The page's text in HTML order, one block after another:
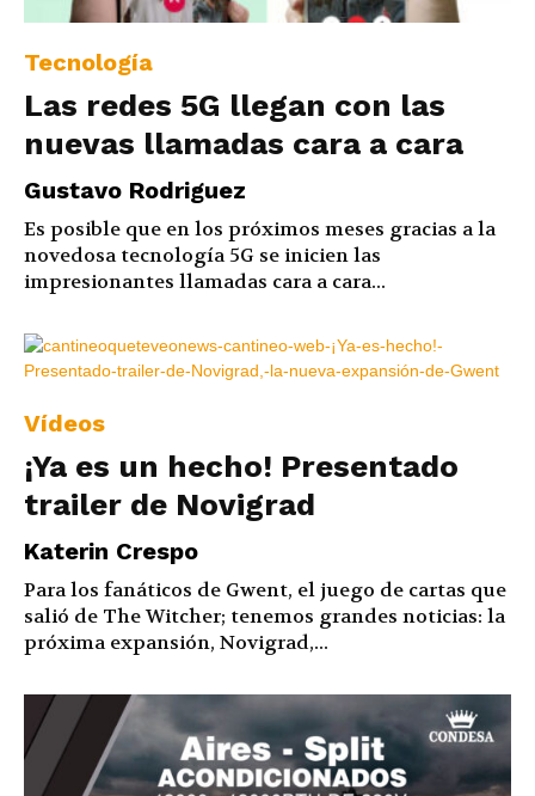
Tecnología
Las redes 5G llegan con las
nuevas llamadas cara a cara
Gustavo Rodriguez
Es posible que en los próximos meses gracias a la
novedosa tecnología 5G se inicien las
impresionantes llamadas cara a cara...
Vídeos
¡Ya es un hecho! Presentado
trailer de Novigrad
Katerin Crespo
Para los fanáticos de Gwent, el juego de cartas que
salió de The Witcher; tenemos grandes noticias: la
próxima expansión, Novigrad,...